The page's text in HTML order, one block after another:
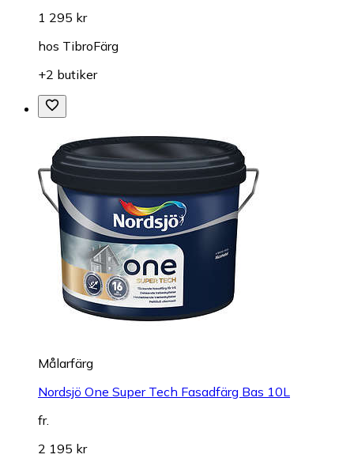
1 295 kr
hos TibroFärg
+2 butiker
Målarfärg
Nordsjö One Super Tech Fasadfärg Bas 10L
fr.
2 195 kr